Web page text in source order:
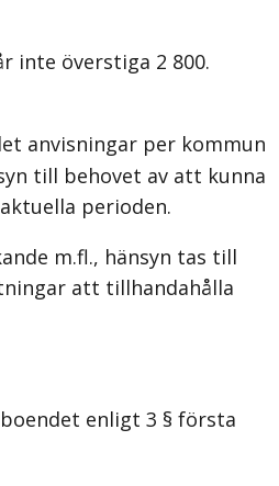
inte överstiga 2 800.
anvisningar per kommun
till behovet av att kunna
perioden.
m.fl., hänsyn tas till
att tillhandahålla
enligt 3 § första